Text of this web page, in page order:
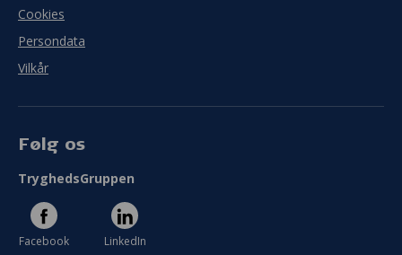
Cookies
Persondata
Vilkår
Følg os
TryghedsGruppen
Facebook LinkedIn